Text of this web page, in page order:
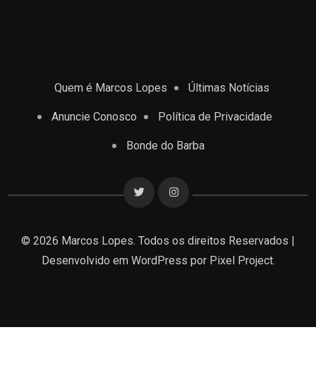
Quem é Marcos Lopes Últimas Notícias
Anuncie Conosco Política de Privacidade
Bonde do Barba
© 2026 Marcos Lopes. Todos os direitos Reservados |
Desenvolvido em WordPress por Pixel Project.